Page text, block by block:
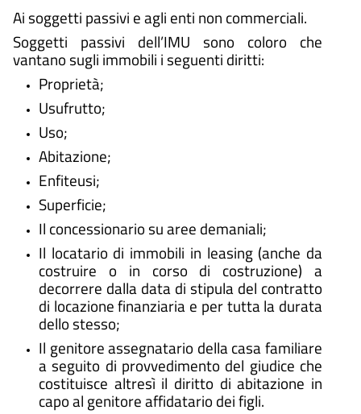
Ai soggetti passivi e agli enti non commerciali.
Soggetti passivi dell’IMU sono coloro che
vantano sugli immobili i seguenti diritti:
Proprietà;
Usufrutto;
Uso;
Abitazione;
Enfiteusi;
Superficie;
Il concessionario su aree demaniali;
Il locatario di immobili in leasing (anche da
costruire o in corso di costruzione) a
decorrere dalla data di stipula del contratto
di locazione finanziaria e per tutta la durata
dello stesso;
Il genitore assegnatario della casa familiare
a seguito di provvedimento del giudice che
costituisce altresì il diritto di abitazione in
capo al genitore affidatario dei figli.